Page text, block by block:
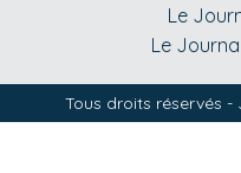
Le
Le
Tous droits réservés